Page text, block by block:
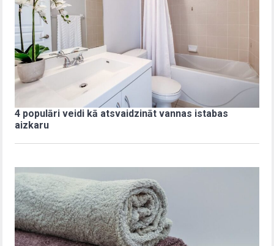
4 populāri veidi kā atsvaidzināt vannas istabas
aizkaru